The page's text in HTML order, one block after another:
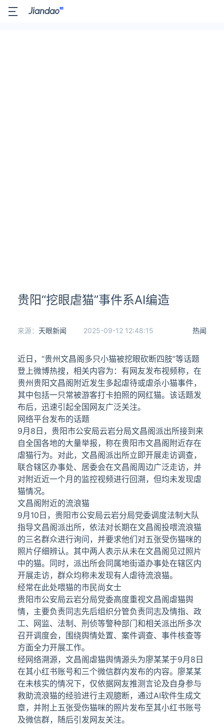
贵阳“挖眼虐猫”事件系AI编造
热闻
来源： 天眼新闻 2025-09-12 12:48:15
近日，“贵州文昌阁多只小猫被挖眼砍断四肢”等话题
登上微博热搜，相关内容为：有网友发布视频称，在
贵州贵阳文昌阁附近发生多起虐待或虐杀小猫事件，
其中包括一只常被游客打卡拍照的网红猫。该话题发
布后，迅速引起全国网友广泛关注。
网络平台发布的话题
9月8日，贵阳市公安局云岩分局文昌阁派出所接到来
自全国各地的大量举报，称在贵阳市文昌阁附近存在
虐猫行为。对此，文昌阁派出所立即开展走访调查，
联合辖区办事处、居委会在文昌阁周边广泛走访，并
对附近近一个月的监控视频进行回溯，但均未发现虐
猫情况。
文昌阁附近的流浪猫
9月10日，贵阳市公安局云岩分局党委调度法制大队
指导文昌阁派出所，依法对长期在文昌阁投喂流浪猫
的三名群众进行询问，并要求他们对五张受伤猫咪的
照片仔细辨认。其中两人表示从未在文昌阁见过照片
中的猫。同时，派出所会同属地街道办事处在辖区内
开展走访，群众均称未发现有人虐待流浪猫。
经常在此处喂猫的市民尚女士
贵阳市公安局云岩分局党委高度重视文昌阁虐猫舆
情，主要负责同志先后组织分管负责同志及情指、政
工、网监、法制、刑侦等警种部门和相关派出所多次
召开调度会，围绕舆情处置、案件调查、事件核查等
方面全力开展工作。
经网络溯源，文昌阁虐猫舆情源头为廖某某于9月8日
在其小红书账号和三个微信群内发布的内容。廖某某
在未核实的情况下，仅依据网友推测言论及自身参与
救助流浪猫的经验进行主观臆断，通过AI软件生成文
章，并附上五张受伤猫咪的照片发布至其小红书账号
及微信群，随后引发网友关注。